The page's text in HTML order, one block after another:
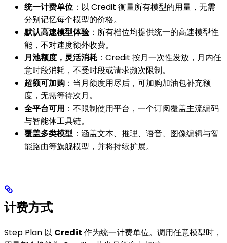
统一计费单位：以 Credit 衡量所有模型的用量，无需
分别记忆每个模型的价格。
默认高速模型体验：所有档位均提供统一的高速模型性
能，不对速度额外收费。
月池额度，灵活消耗 ：Credit 按月一次性发放，月内任
意时段消耗，不受时段或请求频次限制。
超额可加购 ：当月额度用尽后，可加购加油包补充额
度，无需等待次月。
全平台可用 ：不限制使用平台，一个订阅覆盖主流编码
与智能体工具链。
覆盖多类模型 ：涵盖文本、推理、语音、图像编辑与智
能路由等旗舰模型，并将持续扩展。
计费方式
Step Plan 以 Credit 作为统一计费单位。调用任意模型时，